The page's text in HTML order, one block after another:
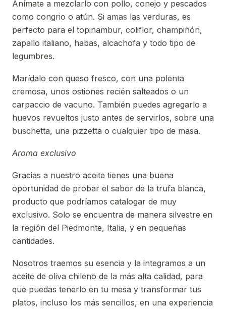
Anímate a mezclarlo con pollo, conejo y pescados
como congrio o atún. Si amas las verduras, es
perfecto para el topinambur, coliflor, champiñón,
zapallo italiano, habas, alcachofa y todo tipo de
legumbres.
Marídalo con queso fresco, con una polenta
cremosa, unos ostiones recién salteados o un
carpaccio de vacuno. También puedes agregarlo a
huevos revueltos justo antes de servirlos, sobre una
buschetta, una pizzetta o cualquier tipo de masa.
Aroma exclusivo
Gracias a nuestro aceite tienes una buena
oportunidad de probar el sabor de la trufa blanca,
producto que podríamos catalogar de muy
exclusivo. Solo se encuentra de manera silvestre en
la región del Piedmonte, Italia, y en pequeñas
cantidades.
Nosotros traemos su esencia y la integramos a un
aceite de oliva chileno de la más alta calidad, para
que puedas tenerlo en tu mesa y transformar tus
platos, incluso los más sencillos, en una experiencia